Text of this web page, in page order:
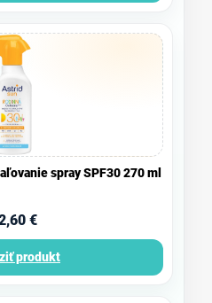
spray SPF30 270 ml
€
produkt